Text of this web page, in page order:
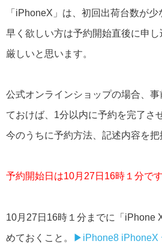
「iPhoneX」は、初回出荷台数が少
早く欲しい方は予約開始直後に申
厳しいと思います。
公式オンラインショップの場合、
ておけば、1分以内に予約を完了さ
今のうちに予約方法、記述内容を把
予約開始日は10月27日16時１分です
10月27日16時１分までに「iPhone
めておくこと。
▶︎iPhone8 iPhoneX